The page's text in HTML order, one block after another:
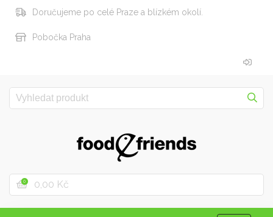
Doručujeme po celé Praze a blízkém okolí.
Pobočka Praha
0 0,00 Kč